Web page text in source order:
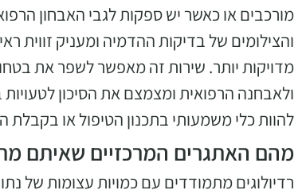
מורכבים או כאשר יש ספקות לגבי האבחון
והצילומים של בדיקות ההדמיה ומעניק זווית
מדויקות יותר. שירות זה מאפשר לשפר את
ולאבחנה הרפואית ומצמצם את הסיכון
להוות כלי משמעותי בתכנון הטיפול או בקבלת
מהם האתגרים המרכזיים שאיתם
רדיולוגים מתמודדים עם כמויות עצומות של